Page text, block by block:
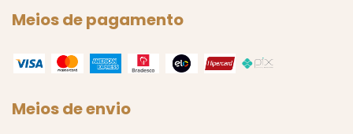
Meios de pagamento
Meios de envio